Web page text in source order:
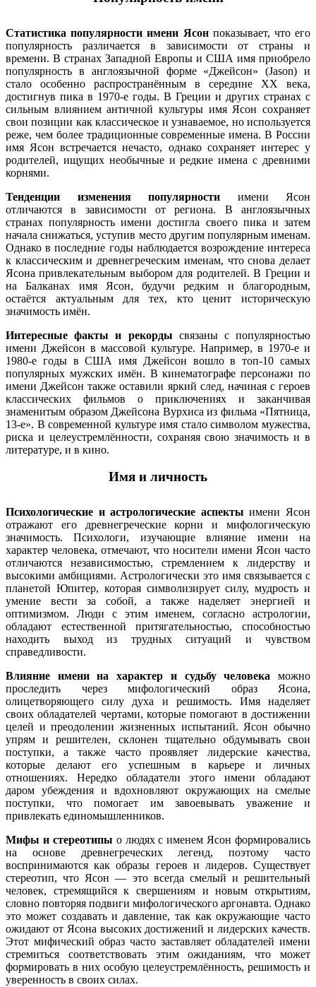
Статистика популярности имени Ясонпоказывает, что его
популярность различается в зависимости от страны и
времени. В странах Западной Европы и США имя приобрело
популярность в англоязычной форме «Джейсон» (Jason) и
стало особенно распространённым в середине XX века,
достигнув пика в 1970-е годы. В Греции и других странах с
сильным влиянием античной культуры имя Ясон сохраняет
свои позиции как классическое и узнаваемое, но используется
реже, чем более традиционные современные имена. В России
имя Ясон встречается нечасто, однако сохраняет интерес у
родителей, ищущих необычные и редкие имена с древними
корнями.
Тенденции изменения популярности имени Ясон
отличаются в зависимости от региона. В англоязычных
странах популярность имени достигла своего пика и затем
начала снижаться, уступив место другим популярным именам.
Однако в последние годы наблюдается возрождение интереса
к классическим и древнегреческим именам, что снова делает
Ясона привлекательным выбором для родителей. В Греции и
на Балканах имя Ясон, будучи редким и благородным,
остаётся актуальным для тех, кто ценит историческую
значимость имён.
Интересные факты и рекорды связаны с популярностью
имени Джейсон в массовой культуре. Например, в 1970-е и
1980-е годы в США имя Джейсон вошло в топ-10 самых
популярных мужских имён. В кинематографе персонажи по
имени Джейсон также оставили яркий след, начиная с героев
классических фильмов о приключениях и заканчивая
знаменитым образом Джейсона Вурхиса из фильма «Пятница,
13-е». В современной культуре имя стало символом мужества,
риска и целеустремлённости, сохраняя свою значимость и в
литературе, и в кино.
Имя и личность
Психологические и астрологические аспекты имени Ясон
отражают его древнегреческие корни и мифологическую
значимость. Психологи, изучающие влияние имени на
характер человека, отмечают, что носители имени Ясон часто
отличаются независимостью, стремлением к лидерству и
высокими амбициями. Астрологически это имя связывается с
планетой Юпитер, которая символизирует силу, мудрость и
умение вести за собой, а также наделяет энергией и
оптимизмом. Люди с этим именем, согласно астрологии,
обладают естественной притягательностью, способностью
находить выход из трудных ситуаций и чувством
справедливости.
Влияние имени на характер и судьбу человека можно
проследить через мифологический образ Ясона,
олицетворяющего силу духа и решимость. Имя наделяет
своих обладателей чертами, которые помогают в достижении
целей и преодолении жизненных испытаний. Ясон обычно
упрям и решителен, склонен тщательно обдумывать свои
поступки, а также часто проявляет лидерские качества,
которые делают его успешным в карьере и личных
отношениях. Нередко обладатели этого имени обладают
даром убеждения и вдохновляют окружающих на смелые
поступки, что помогает им завоевывать уважение и
привлекать единомышленников.
Мифы и стереотипы о людях с именем Ясон формировались
на основе древнегреческих легенд, поэтому часто
воспринимаются как образы героев и лидеров. Существует
стереотип, что Ясон — это всегда смелый и решительный
человек, стремящийся к свершениям и новым открытиям,
словно повторяя подвиги мифологического аргонавта. Однако
это может создавать и давление, так как окружающие часто
ожидают от Ясона высоких достижений и лидерских качеств.
Этот мифический образ часто заставляет обладателей имени
стремиться соответствовать этим ожиданиям, что может
формировать в них особую целеустремлённость, решимость и
уверенность в своих силах.